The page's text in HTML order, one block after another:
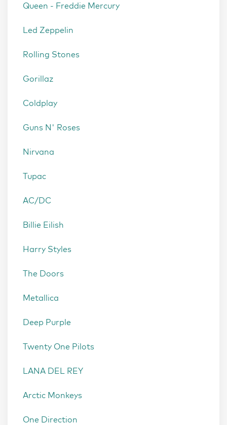
Queen - Freddie Mercury
Led Zeppelin
Rolling Stones
Gorillaz
Coldplay
Guns N' Roses
Nirvana
Tupac
AC/DC
Billie Eilish
Harry Styles
The Doors
Metallica
Deep Purple
Twenty One Pilots
LANA DEL REY
Arctic Monkeys
One Direction